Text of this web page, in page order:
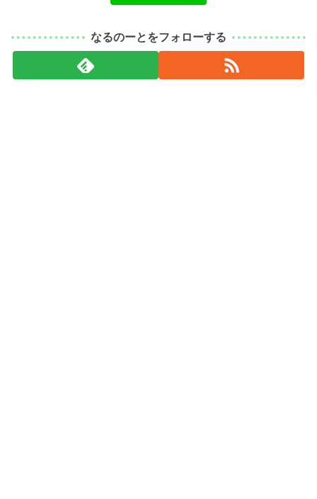
なるのーとをフォローする